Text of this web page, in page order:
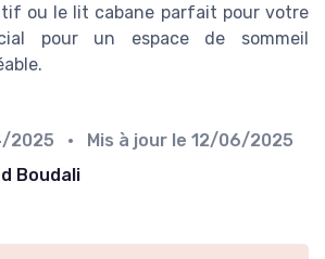
ou le lit cabane parfait pour votre
pour un espace de sommeil
2025 • Mis à jour le 12/06/2025
Boudali